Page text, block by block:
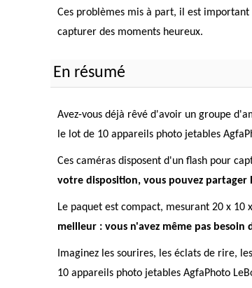
Ces problèmes mis à part, il est
capturer des moments heureux.
En résumé
Avez-vous déjà rêvé d'avoir un groupe
le lot de 10 appareils photo jetables
Ces caméras disposent d'un flash pour
votre disposition, vous pouvez
Le paquet est compact, mesurant 20 x 10
meilleur : vous n'avez même pas
Imaginez les sourires, les éclats de rire,
10 appareils photo jetables AgfaPhoto